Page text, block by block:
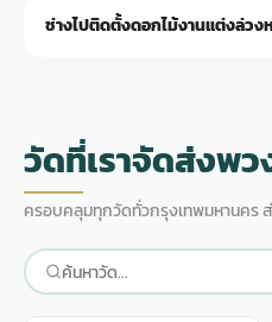
ฟรี
ฟรีครับ ราคาดอกไม้รวมค่าจัดส่งแล
ช่างไปติดตั้งดอกไม้งานแต่งล่วง
เลยครับ
วัดที่เราจัดส่งพ
ครอบคลุมทุกวัดทั่วกรุงเทพมหานคร